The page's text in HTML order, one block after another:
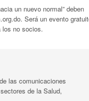
un nuevo normal” deben
. Será un evento
los no socios.
las comunicaciones
de la Salud,